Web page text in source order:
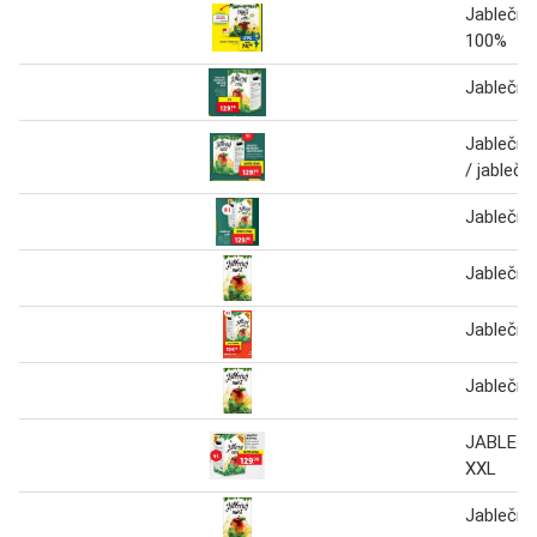
100%
/
XXL